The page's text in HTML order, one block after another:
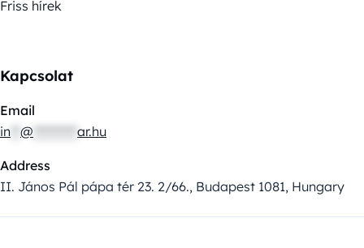
Friss hírek
Kapcsolat
Email
in @ ar.hu
Address
II. János Pál pápa tér 23. 2/66., Budapest 1081, Hungary